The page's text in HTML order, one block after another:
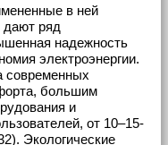
в ней
дают ряд
надежность
электроэнергии.
современных
большим
и
от 10–15-
Экологические